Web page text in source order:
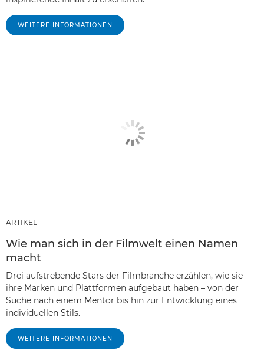
WEITERE INFORMATIONEN
ARTIKEL
Wie man sich in der Filmwelt einen Namen
macht
Drei aufstrebende Stars der Filmbranche erzählen, wie sie
ihre Marken und Plattformen aufgebaut haben – von der
Suche nach einem Mentor bis hin zur Entwicklung eines
individuellen Stils.
WEITERE INFORMATIONEN